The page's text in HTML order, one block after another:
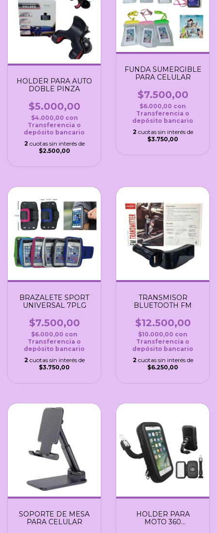
HOLDER PARA AUTO
DOBLE PINZA
$5.000,00
$4.000,00 con
Transferencia o
depósito bancario
2 cuotas sin interés de
$2.500,00
FUNDA SUMERGIBLE
PARA CELULAR
$7.500,00
$6.000,00 con
Transferencia o
depósito bancario
2 cuotas sin interés de
$3.750,00
BRAZALETE SPORT
UNIVERSAL 7PLG
$7.500,00
$6.000,00 con
Transferencia o
depósito bancario
2 cuotas sin interés de
$3.750,00
TRANSMISOR
BLUETOOTH FM
$12.500,00
$10.000,00 con
Transferencia o
depósito bancario
2 cuotas sin interés de
$6.250,00
SOPORTE DE MESA
PARA CELULAR
HOLDER PARA
MOTO 360